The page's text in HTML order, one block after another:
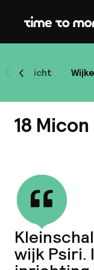
Home
Overzicht
Scroll naar links
18
wijk Psiri.